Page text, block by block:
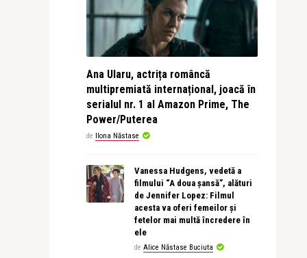
Ana Ularu, actrița româncă
multipremiată internațional, joacă în
serialul nr. 1 al Amazon Prime, The
Power/Puterea
de Ilona Năstase
Vanessa Hudgens, vedetă a
filmului “A doua șansă”, alături
de Jennifer Lopez: Filmul
acesta va oferi femeilor și
fetelor mai multă încredere în
ele
de Alice Năstase Buciuta